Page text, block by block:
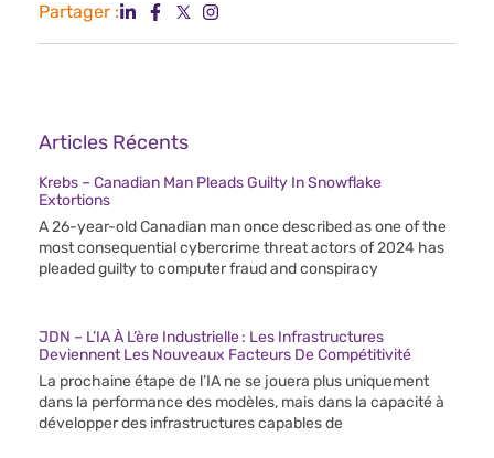
Partager :
Articles Récents
Krebs – Canadian Man Pleads Guilty In Snowflake
Extortions
A 26-year-old Canadian man once described as one of the
most consequential cybercrime threat actors of 2024 has
pleaded guilty to computer fraud and conspiracy
JDN – L’IA À L’ère Industrielle : Les Infrastructures
Deviennent Les Nouveaux Facteurs De Compétitivité
La prochaine étape de l’IA ne se jouera plus uniquement
dans la performance des modèles, mais dans la capacité à
développer des infrastructures capables de